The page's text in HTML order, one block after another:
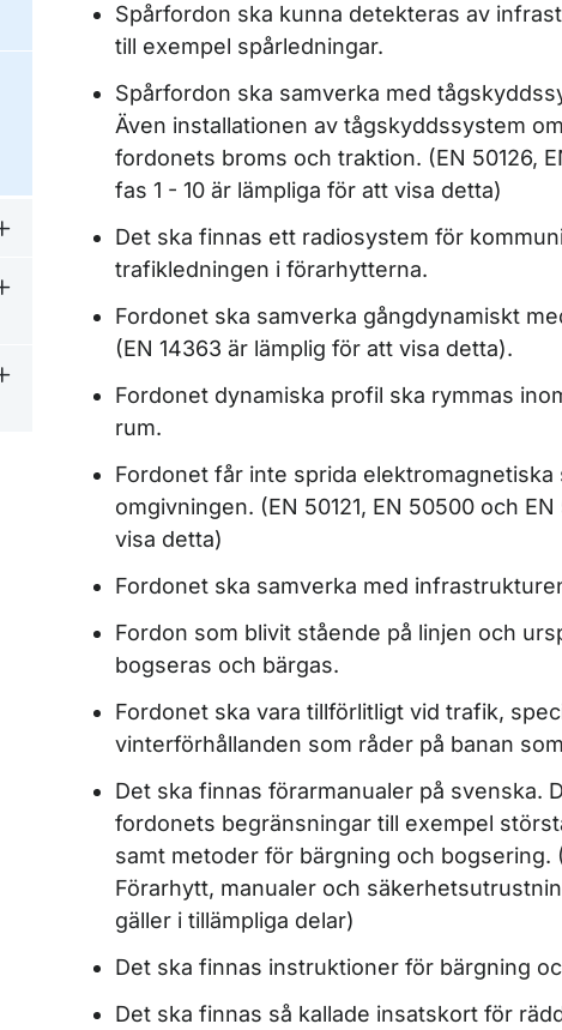
Undermeny för Trafikmedicin
Undermeny för Tunnelbana och spårväg
Undermeny för Utbildningsanordnare och examinator
Spårfordon ska kunna detekteras av
till exempel spårledningar.
Spårfordon ska samverka med
Även installationen av tågskyddssystem
fordonets broms och traktion. (EN 50126,
fas 1 - 10 är lämpliga för att visa detta)
Det ska finnas ett radiosystem för
trafikledningen i förarhytterna.
Fordonet ska samverka gångdynamiskt
(EN 14363 är lämplig för att visa detta).
Fordonet dynamiska profil ska rymmas
rum.
Fordonet får inte sprida elektromagnetiska
omgivningen. (EN 50121, EN 50500 och
visa detta)
Fordonet ska samverka med
Fordon som blivit stående på linjen och
bogseras och bärgas.
Fordonet ska vara tillförlitligt vid trafik,
vinterförhållanden som råder på banan
Det ska finnas förarmanualer på svenska.
fordonets begränsningar till exempel
samt metoder för bärgning och bogsering.
Förarhytt, manualer och
gäller i tillämpliga delar)
Det ska finnas instruktioner för bärgning
Det ska finnas så kallade insatskort för